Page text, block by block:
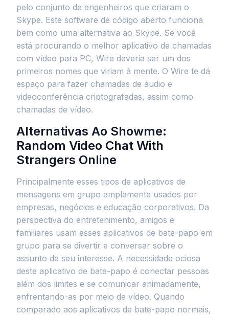
pelo conjunto de engenheiros que criaram o
Skype. Este software de código aberto funciona
bem como uma alternativa ao Skype. Se você
está procurando o melhor aplicativo de chamadas
com vídeo para PC, Wire deveria ser um dos
primeiros nomes que viriam à mente. O Wire te dá
espaço para fazer chamadas de áudio e
videoconferência criptografadas, assim como
chamadas de vídeo.
Alternativas Ao Showme:
Random Video Chat With
Strangers Online
Principalmente esses tipos de aplicativos de
mensagens em grupo amplamente usados por
empresas, negócios e educação corporativos. Da
perspectiva do entretenimento, amigos e
familiares usam esses aplicativos de bate-papo em
grupo para se divertir e conversar sobre o
assunto de seu interesse. A necessidade ociosa
deste aplicativo de bate-papo é conectar pessoas
além dos limites e se comunicar animadamente,
enfrentando-as por meio de vídeo. Quando
comparado aos aplicativos de bate-papo normais,